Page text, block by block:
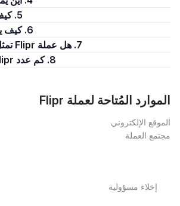
5. كيف تشتري Flipr؟
6. كيف يمكنك بيع Flipr؟
7. هل عملة Flipr تمثل استثمارًا جيدًا؟
8. كم عدد Flipr المتوفر حاليًا؟
الموارد المُتاحة لعملة Flipr
الموقع الإلكتروني
مجتمع العملة
إخلاء مسؤولية